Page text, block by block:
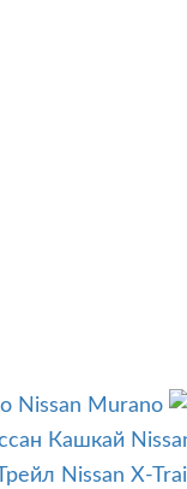
Nissan Murano
Nissan X-